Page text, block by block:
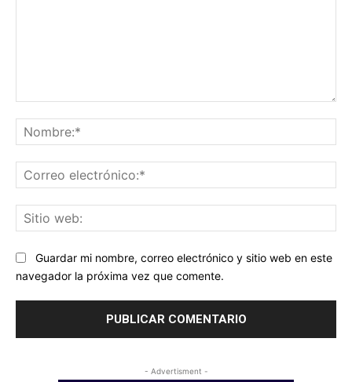
Guardar mi nombre, correo electrónico y sitio web en este
navegador la próxima vez que comente.
- Advertisment -